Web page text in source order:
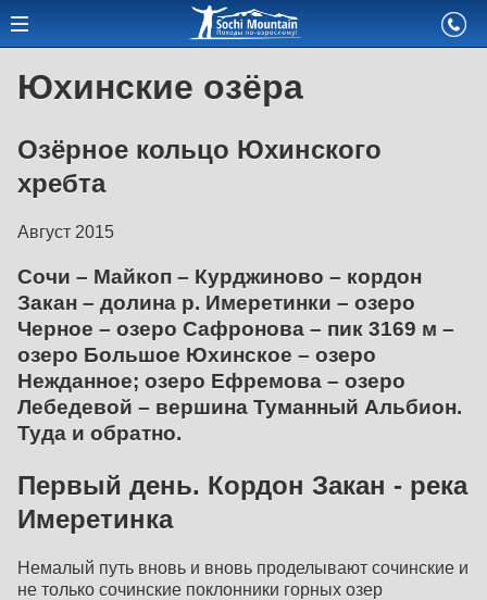
Юхинские озёра
Озёрное кольцо Юхинского
хребта
Август 2015
Сочи – Майкоп – Курджиново – кордон
Закан – долина р. Имеретинки – озеро
Черное – озеро Сафронова – пик 3169 м –
озеро Большое Юхинское – озеро
Нежданное; озеро Ефремова – озеро
Лебедевой – вершина Туманный Альбион.
Туда и обратно.
Первый день. Кордон Закан - река
Имеретинка
Немалый путь вновь и вновь проделывают сочинские и
не только сочинские поклонники горных озер